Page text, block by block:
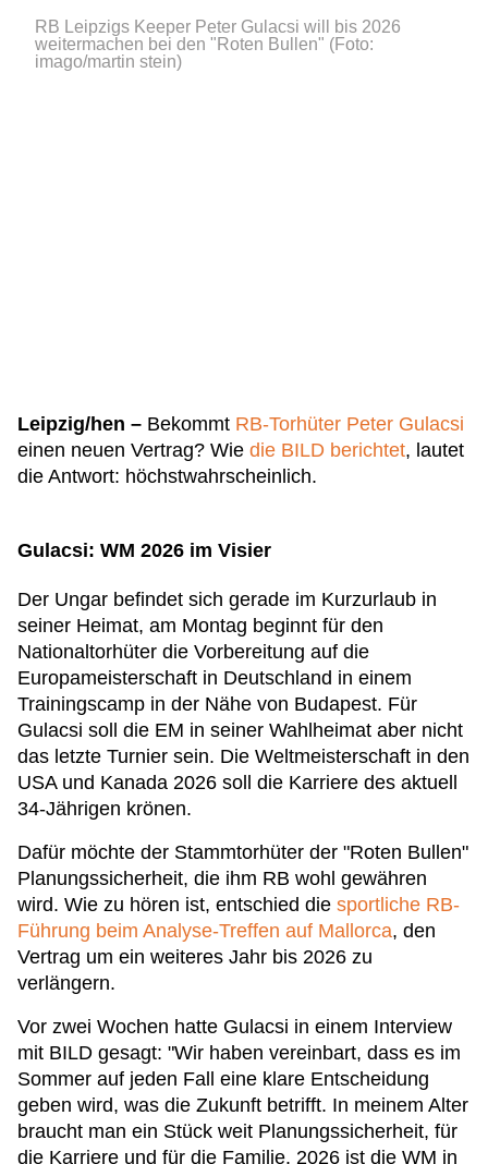
RB Leipzigs Keeper Peter Gulacsi will bis 2026
weitermachen bei den "Roten Bullen" (Foto:
imago/martin stein)
Leipzig/hen – Bekommt RB-Torhüter Peter Gulacsi
einen neuen Vertrag? Wie die BILD berichtet, lautet
die Antwort: höchstwahrscheinlich.
Gulacsi: WM 2026 im Visier
Der Ungar befindet sich gerade im Kurzurlaub in
seiner Heimat, am Montag beginnt für den
Nationaltorhüter die Vorbereitung auf die
Europameisterschaft in Deutschland in einem
Trainingscamp in der Nähe von Budapest. Für
Gulacsi soll die EM in seiner Wahlheimat aber nicht
das letzte Turnier sein. Die Weltmeisterschaft in den
USA und Kanada 2026 soll die Karriere des aktuell
34-Jährigen krönen.
Dafür möchte der Stammtorhüter der "Roten Bullen"
Planungssicherheit, die ihm RB wohl gewähren
wird. Wie zu hören ist, entschied die sportliche RB-
Führung beim Analyse-Treffen auf Mallorca, den
Vertrag um ein weiteres Jahr bis 2026 zu
verlängern.
Vor zwei Wochen hatte Gulacsi in einem Interview
mit BILD gesagt: "Wir haben vereinbart, dass es im
Sommer auf jeden Fall eine klare Entscheidung
geben wird, was die Zukunft betrifft. In meinem Alter
braucht man ein Stück weit Planungssicherheit, für
die Karriere und für die Familie. 2026 ist die WM in